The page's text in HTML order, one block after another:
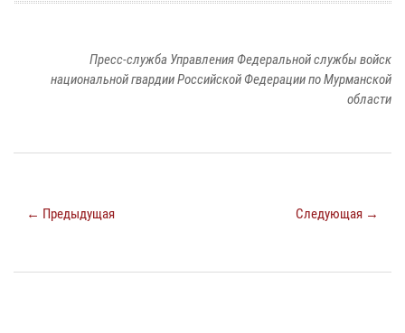
Пресс-служба Управления Федеральной службы войск
национальной гвардии Российской Федерации по Мурманской
области
← Предыдущая Следующая →